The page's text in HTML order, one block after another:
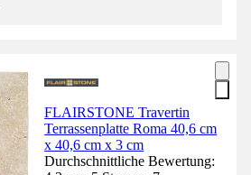
FLAIRSTONE Travertin
Terrassenplatte Roma 40,6 cm
x 40,6 cm x 3 cm
Durchschnittliche Bewertung: